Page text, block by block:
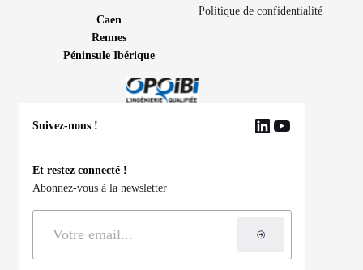
Caen
Rennes
Péninsule Ibérique
Politique de confidentialité
Suivez-nous ! LinkedIn
YouTube
Et restez connecté !
Abonnez-vous à la newsletter
S'inscrire à la